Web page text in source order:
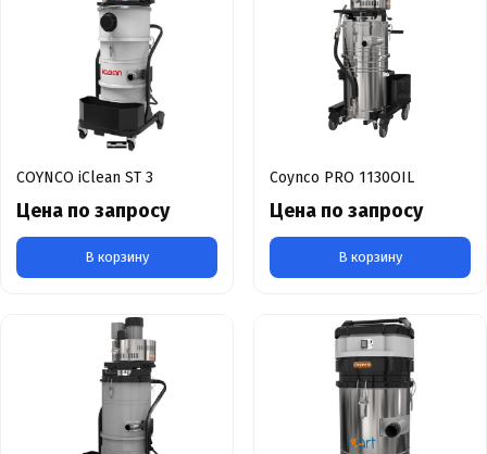
COYNCO iClean ST 3
Цена по запросу
В корзину
Coynco PRO 1130OIL
Цена по запросу
В корзину